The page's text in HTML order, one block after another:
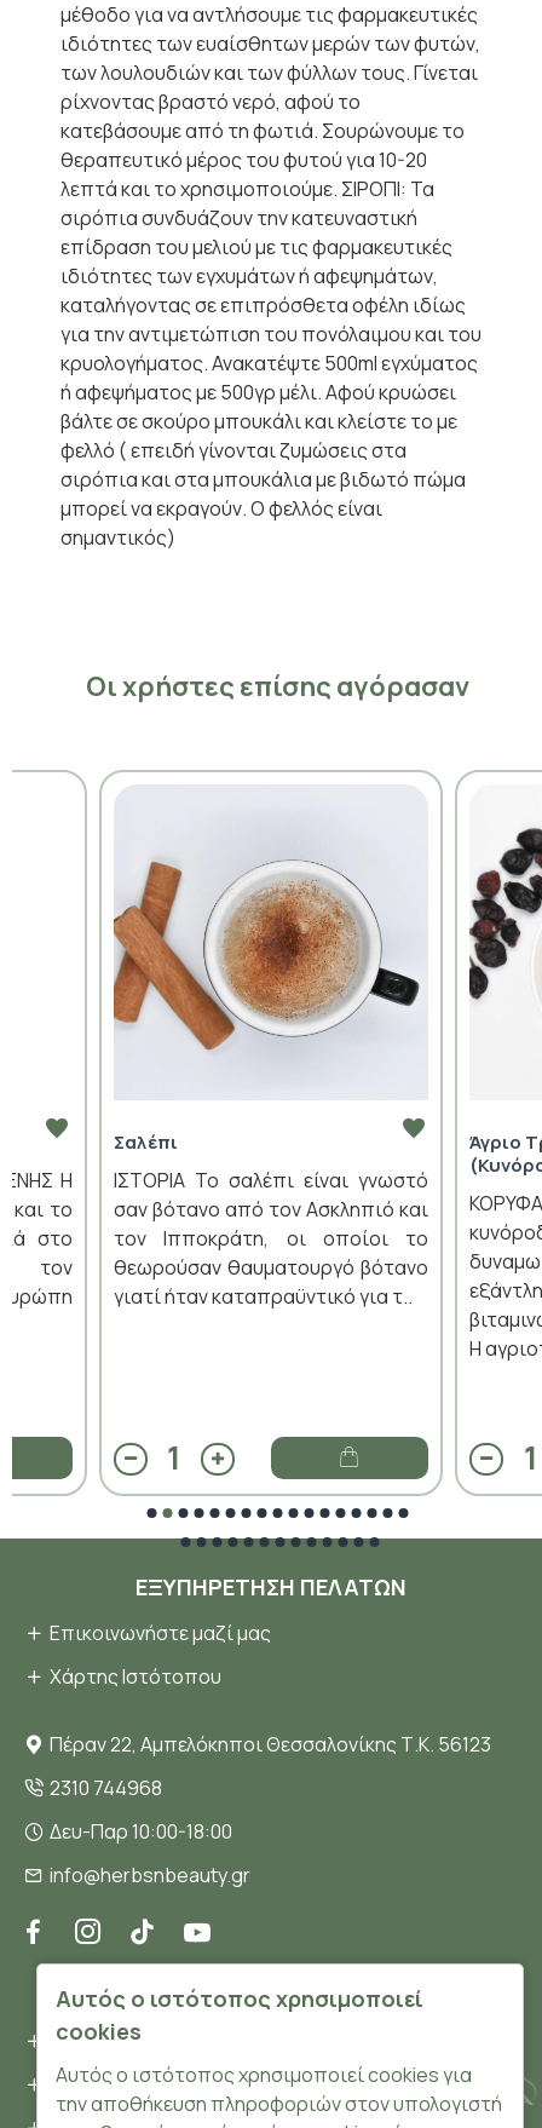
μέθοδο για να αντλήσουμε τις φαρμακευτικές
ιδιότητες των ευαίσθητων μερών των φυτών,
των λουλουδιών και των φύλλων τους. Γίνεται
ρίχνοντας βραστό νερό, αφού το
κατεβάσουμε από τη φωτιά. Σουρώνουμε το
θεραπευτικό μέρος του φυτού για 10-20
λεπτά και το χρησιμοποιούμε. ΣΙΡΟΠΙ: Τα
σιρόπια συνδυάζουν την κατευναστική
επίδραση του μελιού με τις φαρμακευτικές
ιδιότητες των εγχυμάτων ή αφεψημάτων,
καταλήγοντας σε επιπρόσθετα οφέλη ιδίως
για την αντιμετώπιση του πονόλαιμου και του
κρυολογήματος. Ανακατέψτε 500ml εγχύματος
ή αφεψήματος με 500γρ μέλι. Αφού κρυώσει
βάλτε σε σκούρο μπουκάλι και κλείστε το με
φελλό ( επειδή γίνονται ζυμώσεις στα
σιρόπια και στα μπουκάλια με βιδωτό πώμα
μπορεί να εκραγούν. Ο φελλός είναι
σημαντικός)
Οι χρήστες επίσης αγόρασαν
Η
και το
στο
τον
Σαλέπι
ΙΣΤΟΡΙΑ Το σαλέπι είναι γνωστό
σαν βότανο από τον Ασκληπιό και
τον Ιπποκράτη, οι οποίοι το
θεωρούσαν θαυματουργό βότανο
γιατί ήταν καταπραϋντικό για τ..
Άγριο
Η
ΕΞΥΠΗΡΈΤΗΣΗ ΠΕΛΑΤΏΝ
Επικοινωνήστε μαζί μας
Χάρτης Ιστότοπου
Πέραν 22, Αμπελόκηποι Θεσσαλονίκης Τ.Κ. 56123
2310 744968
Δευ-Παρ 10:00-18:00
info@herbsnbeauty.gr
ΠΛΗΡΟΦΟΡΊΕΣ
Όροι και συνθήκες
Προσωπικά δεδομένα
Αυτός ο ιστότοπος χρησιμοποιεί
cookies
Αυτός ο ιστότοπος χρησιμοποιεί cookies για
την αποθήκευση πληροφοριών στον υπολογιστή